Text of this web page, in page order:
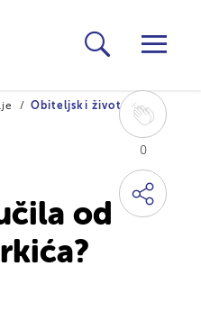
0
Obiteljski život
od